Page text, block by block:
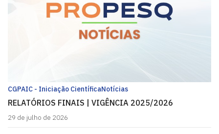
CGPAIC - Iniciação CientíficaNotícias
RELATÓRIOS FINAIS | VIGÊNCIA 2025/2026
29 de julho de 2026